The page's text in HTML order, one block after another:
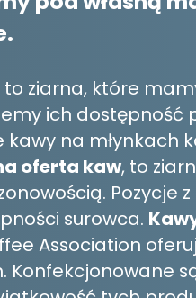
to ziarna, które
ich dostępność
na młynkach
oferta kaw, to
Pozycje
surowca.
Association
Konfekcjonowane